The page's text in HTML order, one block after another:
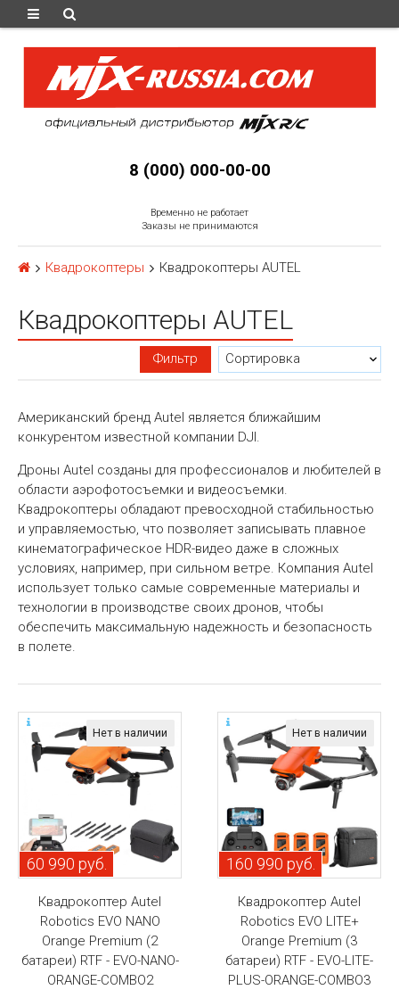
8 (000) 000-00-00
Временно не работает
Заказы не принимаются
Квадрокоптеры Квадрокоптеры AUTEL
Квадрокоптеры AUTEL
Фильтр
Американский бренд Autel является ближайшим
конкурентом известной компании DJI.
Дроны Autel созданы для профессионалов и любителей в
области аэрофотосъемки и видеосъемки.
Квадрокоптеры обладают превосходной стабильностью
и управляемостью, что позволяет записывать плавное
кинематографическое HDR-видео даже в сложных
условиях, например, при сильном ветре. Компания Autel
использует только самые современные материалы и
технологии в производстве своих дронов, чтобы
обеспечить максимальную надежность и безопасность
в полете.
Нет в наличии
60 990 руб.
Квадрокоптер Autel
Robotics EVO NANO
Orange Premium (2
батареи) RTF - EVO-NANO-
ORANGE-COMBO2
Нет в наличии
160 990 руб.
Квадрокоптер Autel
Robotics EVO LITE+
Orange Premium (3
батареи) RTF - EVO-LITE-
PLUS-ORANGE-COMBO3